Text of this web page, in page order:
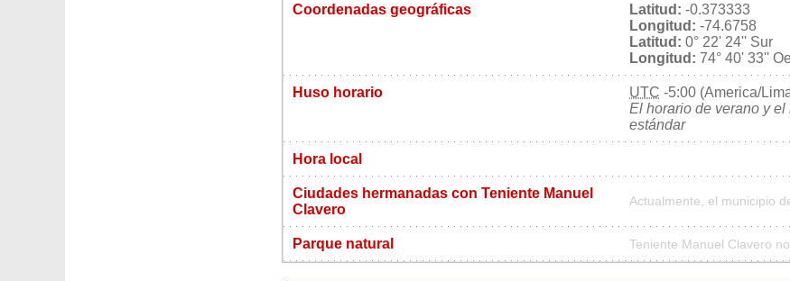
Coordenadas geográficas Latitud: -0.373333
Longitud: -74.6758
Latitud: 0° 22' 24'' Sur
Longitud: 74° 40' 33''
Huso horario UTC -5:00 (America/
El horario de verano y
estándar
Hora local
Ciudades hermanadas con Teniente Manuel
Clavero
Actualmente, el municipio
Parque natural Teniente Manuel Clavero